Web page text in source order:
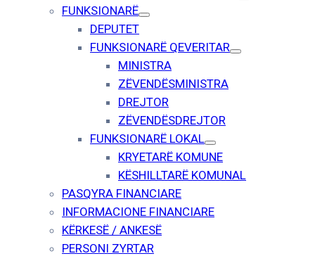
FUNKSIONARË
DEPUTET
FUNKSIONARË QEVERITAR
MINISTRA
ZËVENDËSMINISTRA
DREJTOR
ZËVENDËSDREJTOR
FUNKSIONARË LOKAL
KRYETARË KOMUNE
KËSHILLTARË KOMUNAL
PASQYRA FINANCIARE
INFORMACIONE FINANCIARE
KËRKESË / ANKESË
PERSONI ZYRTAR